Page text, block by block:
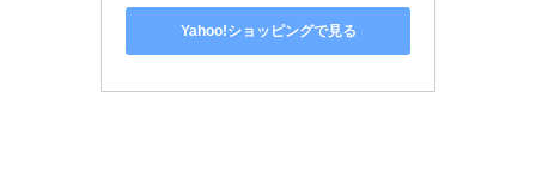
Yahoo!ショッピングで見る